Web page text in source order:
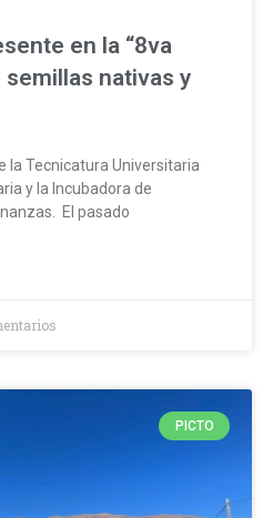
en la “8va
nativas y
la Tecnicatura Universitaria
y la Incubadora de
El pasado
PICTO